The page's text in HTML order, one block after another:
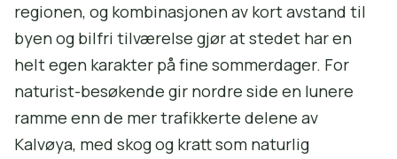
regionen, og kombinasjonen av kort avstand til
byen og bilfri tilværelse gjør at stedet har en
helt egen karakter på fine sommerdager. For
naturist-besøkende gir nordre side en lunere
ramme enn de mer trafikkerte delene av
Kalvøya, med skog og kratt som naturlig